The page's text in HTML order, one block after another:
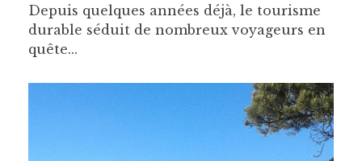
Depuis quelques années déjà, le tourisme
durable séduit de nombreux voyageurs en
quête...